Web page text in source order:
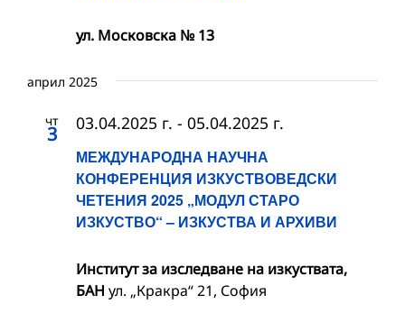
ул. Московска № 13
април 2025
чт
3
МЕЖДУНАРОДНА НАУЧНА
КОНФЕРЕНЦИЯ ИЗКУСТВОВЕДСКИ
ЧЕТЕНИЯ 2025 „МОДУЛ СТАРО
ИЗКУСТВО“ – ИЗКУСТВА И АРХИВИ
03.04.2025 г. - 05.04.2025 г.
Институт за изследване на изкуствата,
БАН ул. „Кракра“ 21, София